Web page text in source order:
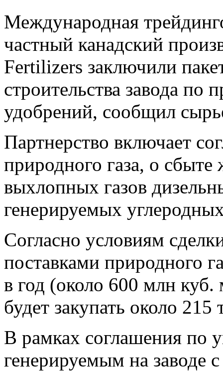
Международная
частный канадский
Fertilizers заключили
строительства завода по
удобрений, сообщил
Партнерство включает
природного газа, о
выхлопных газов
генерируемых
Согласно условиям
поставками природного
в год (около 600 млн куб.
будет закупать около
В рамках соглашения по
генерируемым на заводе